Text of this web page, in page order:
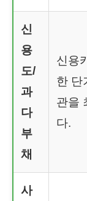
신
용
도/
과
다
부
채
신용
한 단
관을
다.
사